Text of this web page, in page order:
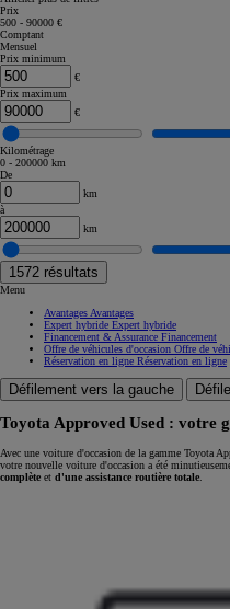
Prix
500 - 90000 €
Comptant
Mensuel
Prix minimum
€
Prix maximum
€
Kilométrage
0 - 200000 km
De
km
à
km
1572 résultats
Menu
Avantages Avantages
Expert hybride Expert hybride
Financement & Assurance Financement
Offre de véhicules d'occasion Offre de
Réservation en ligne Réservation en ligne
Défilement vers la gauche
Toyota Approved Used : votre
Avec une voiture d'occasion de la gamme Toyota
votre nouvelle voiture d'occasion a été
complète et d'une assistance routière totale